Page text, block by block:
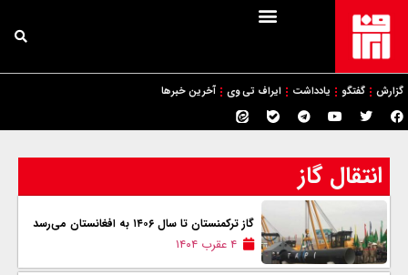
گزارش گفتگو یادداشت ایراف تی وی آخرین خبرها
انتقال گاز
گاز ترکمنستان تا سال ۱۴۰۶ به افغانستان می‌رسد
۴ عقرب ۱۴۰۴